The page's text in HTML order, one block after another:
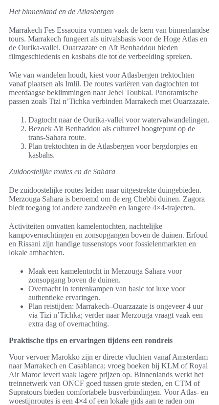
Het binnenland en de Atlasbergen
Marrakech Fes Essaouira vormen vaak de kern van binnenlandse
tours. Marrakech fungeert als uitvalsbasis voor de Hoge Atlas en
de Ourika-vallei. Ouarzazate en Aït Benhaddou bieden
filmgeschiedenis en kasbahs die tot de verbeelding spreken.
Wie van wandelen houdt, kiest voor Atlasbergen trektochten
vanaf plaatsen als Imlil. De routes variëren van dagtochten tot
meerdaagse beklimmingen naar Jebel Toubkal. Panoramische
passen zoals Tizi n’Tichka verbinden Marrakech met Ouarzazate.
Dagtocht naar de Ourika-vallei voor watervalwandelingen.
Bezoek Aït Benhaddou als cultureel hoogtepunt op de
trans-Sahara route.
Plan trektochten in de Atlasbergen voor bergdorpjes en
kasbahs.
Zuidoostelijke routes en de Sahara
De zuidoostelijke routes leiden naar uitgestrekte duingebieden.
Merzouga Sahara is beroemd om de erg Chebbi duinen. Zagora
biedt toegang tot andere zandzeeën en langere 4×4-trajecten.
Activiteiten omvatten kamelentochten, nachtelijke
kampovernachtingen en zonsopgangen boven de duinen. Erfoud
en Rissani zijn handige tussenstops voor fossielenmarkten en
lokale ambachten.
Maak een kamelentocht in Merzouga Sahara voor
zonsopgang boven de duinen.
Overnacht in tentenkampen van basic tot luxe voor
authentieke ervaringen.
Plan reistijden: Marrakech–Ouarzazate is ongeveer 4 uur
via Tizi n’Tichka; verder naar Merzouga vraagt vaak een
extra dag of overnachting.
Praktische tips en ervaringen tijdens een rondreis
Voor vervoer Marokko zijn er directe vluchten vanaf Amsterdam
naar Marrakech en Casablanca; vroeg boeken bij KLM of Royal
Air Maroc levert vaak lagere prijzen op. Binnenlands werkt het
treinnetwerk van ONCF goed tussen grote steden, en CTM of
Supratours bieden comfortabele busverbindingen. Voor Atlas- en
woestijnroutes is een 4×4 of een lokale gids aan te raden om